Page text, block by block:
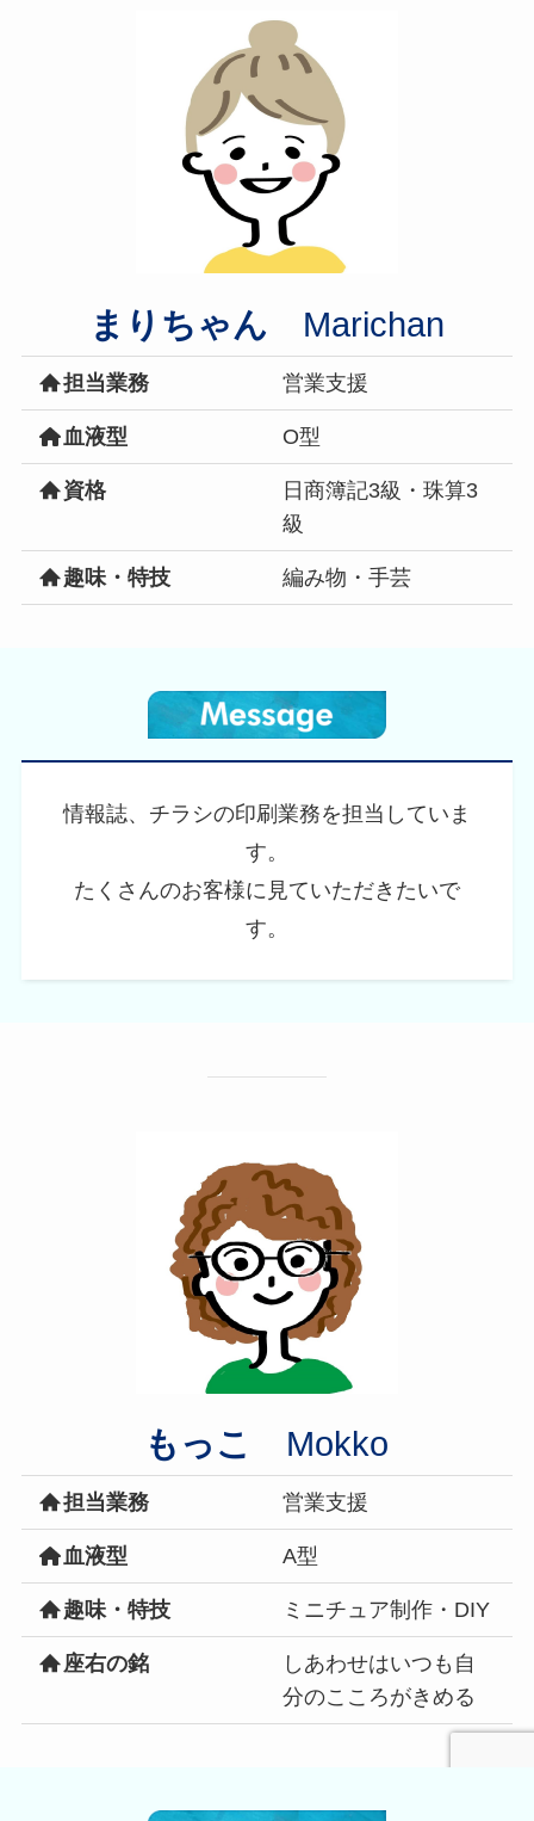
まりちゃん Marichan
担当業務 営業支援
血液型 O型
資格
日商簿記3級・珠算3
級
趣味・特技 編み物・手芸
情報誌、チラシの印刷業務を担当していま
す。
たくさんのお客様に見ていただきたいで
す。
もっこ Mokko
担当業務 営業支援
血液型 A型
趣味・特技 ミニチュア制作・DIY
座右の銘
しあわせはいつも自
分のこころがきめる